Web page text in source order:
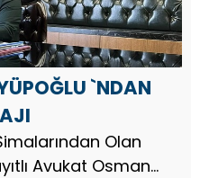
`NDAN
Olan
Avukat Osman